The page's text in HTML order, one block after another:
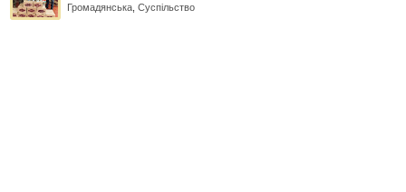
Громадянська ,Суспільство